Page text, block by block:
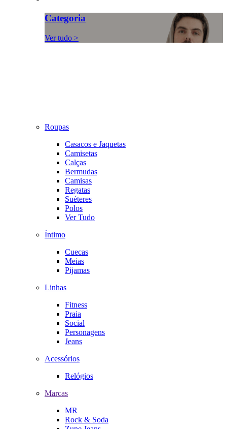
Categoria
Ver tudo >
Roupas
Casacos e Jaquetas
Camisetas
Calças
Bermudas
Camisas
Regatas
Suéteres
Polos
Ver Tudo
Íntimo
Cuecas
Meias
Pijamas
Linhas
Fitness
Praia
Social
Personagens
Jeans
Acessórios
Relógios
Marcas
MR
Rock & Soda